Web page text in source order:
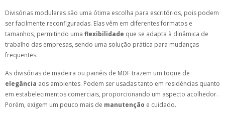
Divisórias modulares são uma ótima escolha para escritórios, pois podem
ser facilmente reconfiguradas. Elas vêm em diferentes formatos e
tamanhos, permitindo uma flexibilidade que se adapta à dinâmica de
trabalho das empresas, sendo uma solução prática para mudanças
frequentes.
As divisórias de madeira ou painéis de MDF trazem um toque de
elegância aos ambientes. Podem ser usadas tanto em residências quanto
em estabelecimentos comerciais, proporcionando um aspecto acolhedor.
Porém, exigem um pouco mais de manutenção e cuidado.